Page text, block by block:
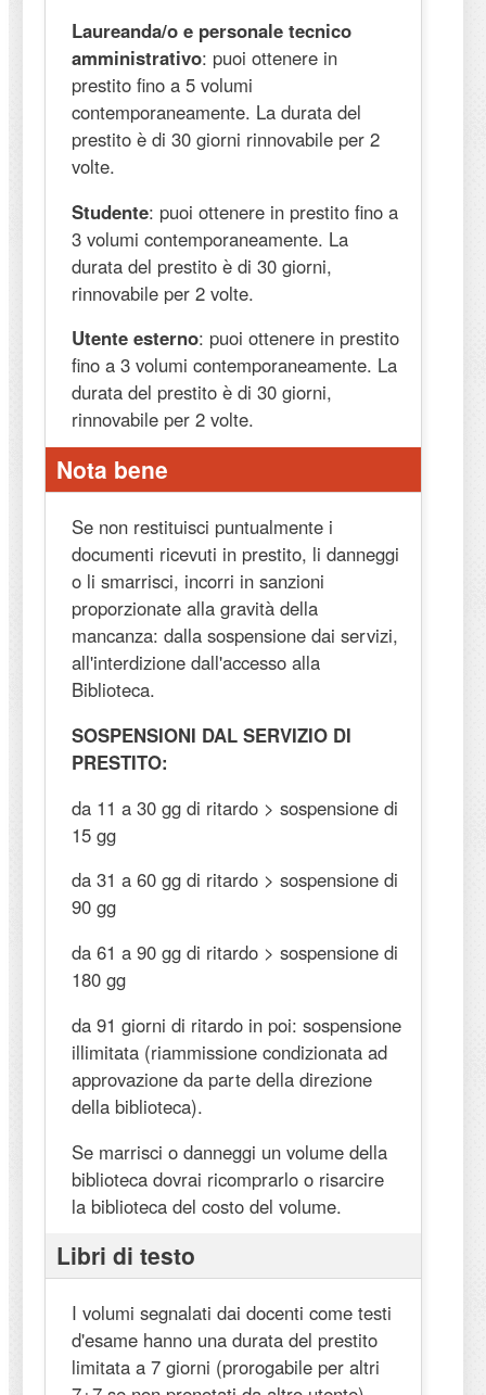
Laureanda/o e personale tecnico
amministrativo: puoi ottenere in
prestito fino a 5 volumi
contemporaneamente. La durata del
prestito è di 30 giorni rinnovabile per 2
volte.
Studente: puoi ottenere in prestito fino a
3 volumi contemporaneamente. La
durata del prestito è di 30 giorni,
rinnovabile per 2 volte.
Utente esterno: puoi ottenere in prestito
fino a 3 volumi contemporaneamente. La
durata del prestito è di 30 giorni,
rinnovabile per 2 volte.
Nota bene
Se non restituisci puntualmente i
documenti ricevuti in prestito, li danneggi
o li smarrisci, incorri in sanzioni
proporzionate alla gravità della
mancanza: dalla sospensione dai servizi,
all'interdizione dall'accesso alla
Biblioteca.
SOSPENSIONI DAL SERVIZIO DI
PRESTITO:
da 11 a 30 gg di ritardo > sospensione di
15 gg
da 31 a 60 gg di ritardo > sospensione di
90 gg
da 61 a 90 gg di ritardo > sospensione di
180 gg
da 91 giorni di ritardo in poi: sospensione
illimitata (riammissione condizionata ad
approvazione da parte della direzione
della biblioteca).
Se marrisci o danneggi un volume della
biblioteca dovrai ricomprarlo o risarcire
la biblioteca del costo del volume.
Libri di testo
I volumi segnalati dai docenti come testi
d'esame hanno una durata del prestito
limitata a 7 giorni (prorogabile per altri